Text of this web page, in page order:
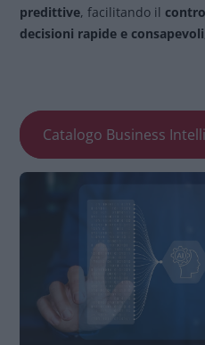
predittive, facilitando il
decisioni rapide e consapevoli
Catalogo Business